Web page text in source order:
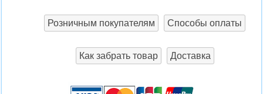
Розничным покупателям Способы оплаты
Как забрать товар Доставка